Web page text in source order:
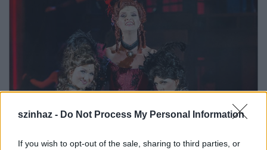
szinhaz - Do Not Process My Personal Information
If you wish to opt-out of the sale, sharing to third parties, or